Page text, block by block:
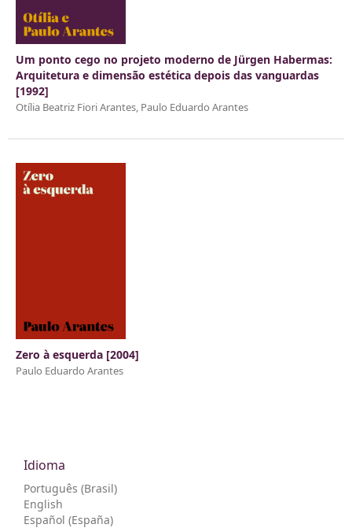
Um ponto cego no projeto moderno de Jürgen Habermas:
Arquitetura e dimensão estética depois das vanguardas
[1992]
Otília Beatriz Fiori Arantes, Paulo Eduardo Arantes
Zero à esquerda [2004]
Paulo Eduardo Arantes
Idioma
Português (Brasil)
English
Español (España)